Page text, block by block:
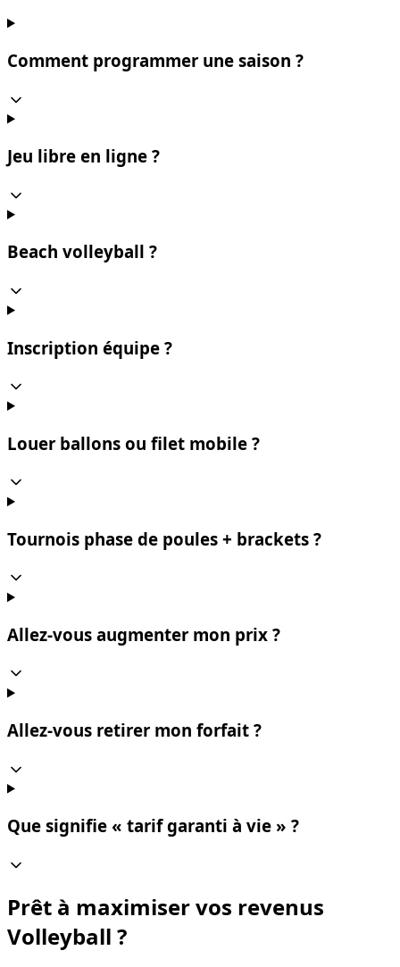
Comment programmer une saison ?
Jeu libre en ligne ?
Beach volleyball ?
Inscription équipe ?
Louer ballons ou filet mobile ?
Tournois phase de poules + brackets ?
Allez-vous augmenter mon prix ?
Allez-vous retirer mon forfait ?
Que signifie « tarif garanti à vie » ?
Prêt à maximiser vos revenus
Volleyball ?